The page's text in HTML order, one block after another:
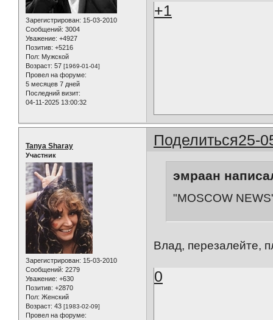
Зарегистрирован: 15-03-2010
Сообщений: 3004
Уважение: +4927
Позитив: +5216
Пол: Мужской
Возраст: 57 [1969-01-04]
Провел на форуме:
5 месяцев 7 дней
Последний визит:
04-11-2025 13:00:32
+1
Поделиться25-
Tanya Sharay
Участник
Зарегистрирован: 15-03-2010
Сообщений: 2279
Уважение: +630
Позитив: +2870
Пол: Женский
Возраст: 43 [1983-02-09]
Провел на форуме:
эмраан
"MOSCOW
Влад, перезалейте,
0